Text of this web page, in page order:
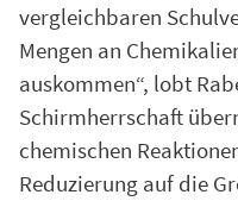
vergleichbaren
Mengen an
auskommen“, lobt
Schirmherrschaft
chemischen
Reduzierung auf die